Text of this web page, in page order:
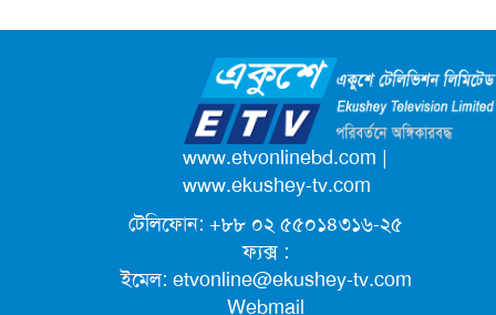
জাতিসংঘের পরবর্তী মহাসচিব পদে
আলোচনায় ড. ইউনূস
পদোন্নতি পেয়ে সচিব হলেন ২ কর্মকর্তা
লিগ্যাল এইডের মাধ্যমে সন্তান ফিরে পেল
সেই কিশোরী মা জুঁই
www.etvonlinebd.com |
www.ekushey-tv.com
টেলিফোন: +৮৮ ০২ ৫৫০১৪৩১৬-২৫
ফ্যক্স :
ইমেল: etvonline@ekushey-tv.com
Webmail